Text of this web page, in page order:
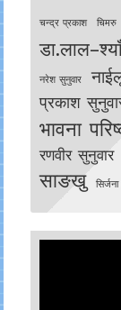
चन्द्र प्रकाश चिमरु
नरेश सुनुवार
प्रकाश
भावना
रणवीर सुनुवार
साङखु